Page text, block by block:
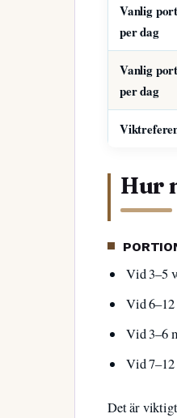
Vanlig
per dag
Vanlig
per dag
Hur
Vid 3–5
Vid 6–12
Vid 3–6
Vid 7–12
Det är